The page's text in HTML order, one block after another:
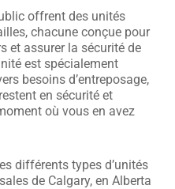
offrent des unités
chacune conçue pour
et assurer la sécurité de
est spécialement
besoins d’entreposage,
en sécurité et
où vous en avez
différents types d’unités
de Calgary, en Alberta